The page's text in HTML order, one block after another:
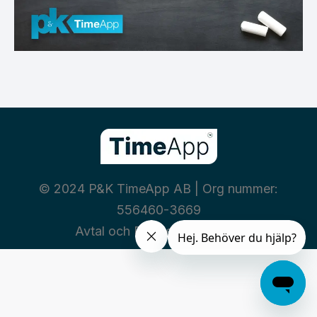
© 2024 P&K TimeApp AB | Org nummer:
556460-3669
Avtal och Policies| Integritet